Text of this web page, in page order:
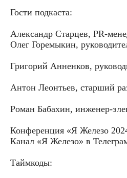
Гости подкаста:
Александр Старцев, PR-
Олег Горемыкин,
Григорий Анненков,
Антон Леонтьев, старший
Роман Бабахин, инженер-
Конференция «Я Железо
Канал «Я Железо» в
Таймкоды: